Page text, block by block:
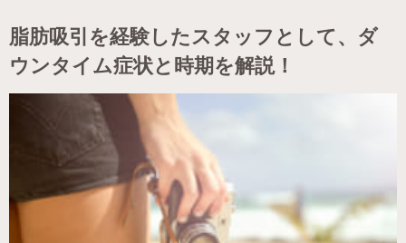
脂肪吸引を経験したスタッフとして、ダ
ウンタイム症状と時期を解説！